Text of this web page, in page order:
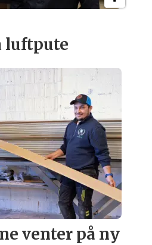
venter på ny
luftpute